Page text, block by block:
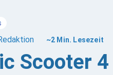
~2 Min. Lesezeit
Scooter 4